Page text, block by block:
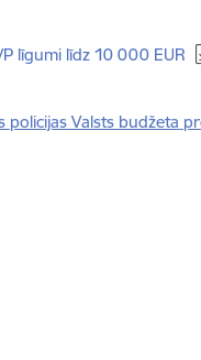
līgumi līdz 10 000 EUR
policijas Valsts budžeta